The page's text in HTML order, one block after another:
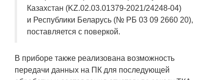
Казахстан (KZ.02.03.01379-2021/24248-04)
и Республики Беларусь (№ РБ 03 09 2660 20),
поставляется с поверкой.
В приборе также реализована возможность
передачи данных на ПК для последующей